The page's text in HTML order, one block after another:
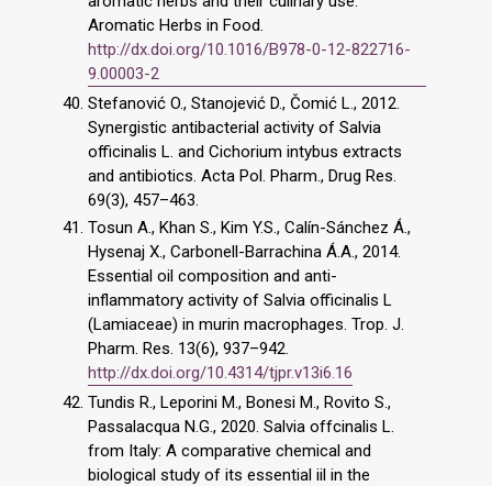
Aromatic Herbs in Food.
http://dx.doi.org/10.1016/B978-0-12-822716-
9.00003-2
Stefanović O., Stanojević D., Čomić L., 2012.
Synergistic antibacterial activity of Salvia
officinalis L. and Cichorium intybus extracts
and antibiotics. Acta Pol. Pharm., Drug Res.
69(3), 457–463.
Tosun A., Khan S., Kim Y.S., Calín-Sánchez Á.,
Hysenaj X., Carbonell-Barrachina Á.A., 2014.
Essential oil composition and anti-
inflammatory activity of Salvia officinalis L
(Lamiaceae) in murin macrophages. Trop. J.
Pharm. Res. 13(6), 937–942.
http://dx.doi.org/10.4314/tjpr.v13i6.16
Tundis R., Leporini M., Bonesi M., Rovito S.,
Passalacqua N.G., 2020. Salvia offcinalis L.
from Italy: A comparative chemical and
biological study of its essential iil in the